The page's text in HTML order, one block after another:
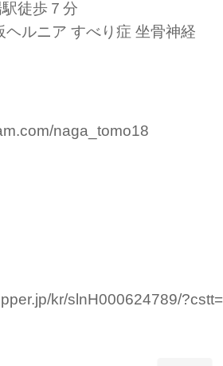
徒歩７分
ヘルニア すべり症 坐骨神経
naga_tomo18
kr/slnH000624789/?cstt=